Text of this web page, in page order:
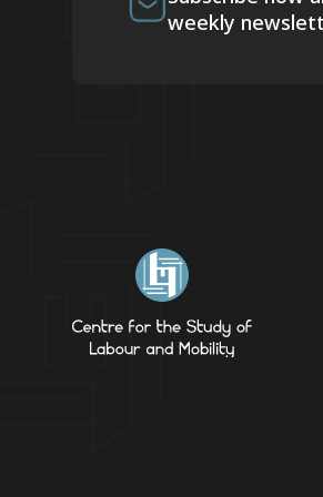
weekly